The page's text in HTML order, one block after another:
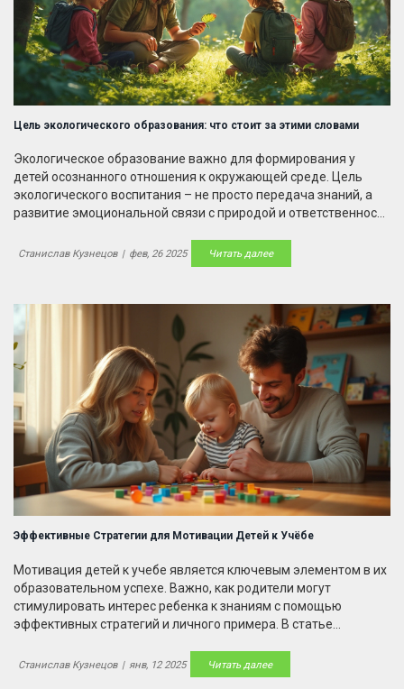
Цель экологического образования: что стоит за этими словами
Экологическое образование важно для формирования у
детей осознанного отношения к окружающей среде. Цель
экологического воспитания – не просто передача знаний, а
развитие эмоциональной связи с природой и ответственности
организовать этот процесс, чтобы не скучать и достичь
максимального результата. Узнаем, какие методы работают
беречь природу.
Станислав Кузнецов | фев, 26 2025 Читать далее
Эффективные Стратегии для Мотивации Детей к Учёбе
Мотивация детей к учебе является ключевым элементом в их
образовательном успехе. Важно, как родители могут
стимулировать интерес ребенка к знаниям с помощью
эффективных стратегий и личного примера. В статье
игровой деятельности в обучении. Родители смогут узнать,
как создать оптимальные условия дома для обучения и какие
Станислав Кузнецов | янв, 12 2025 Читать далее